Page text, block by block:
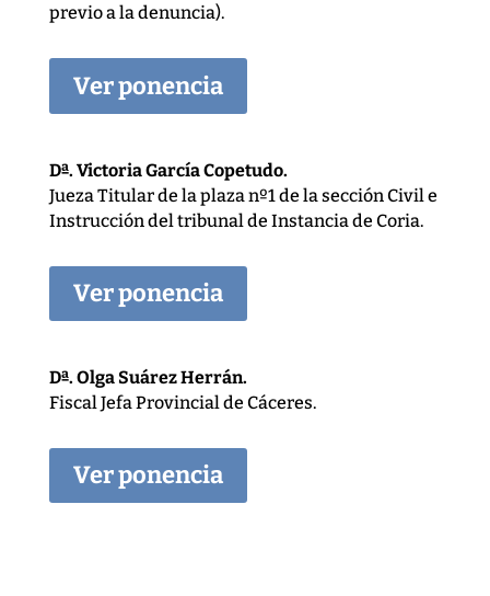
previo a la denuncia).
Ver ponencia
Dª. Victoria García Copetudo.
Jueza Titular de la plaza nº1 de la sección Civil e
Instrucción del tribunal de Instancia de Coria.
Ver ponencia
Dª. Olga Suárez Herrán.
Fiscal Jefa Provincial de Cáceres.
Ver ponencia